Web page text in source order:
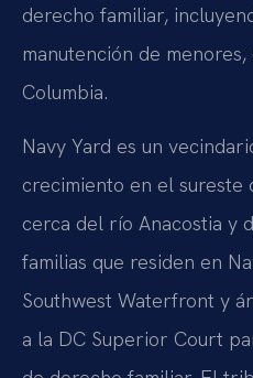
derecho familiar,
manutención de
Columbia.
Navy Yard es un
crecimiento en el sureste
cerca del río Anacostia y
familias que residen en
Southwest Waterfront y
a la DC Superior Court